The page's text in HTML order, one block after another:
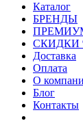
Каталог
БРЕНДЫ
СКИДКИ
Доставка
Оплата
О
Блог
Контакты